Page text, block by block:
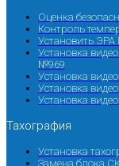
Оценка
Контроль
Установить
Установка
№969
Установка
Установка
Установка
Тахография
Установка
Замена блока